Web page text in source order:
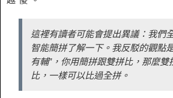
這裡有讀者可能會提出異議：我們
智能簡拼了解一下。我反駁的觀點
有輔”，你用簡拼跟雙拼比，那麼
比，一樣可以比過全拼。